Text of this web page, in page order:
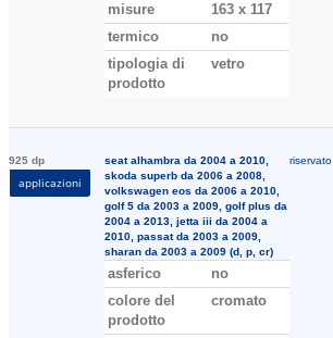
misure
163 x 117
termico
no
tipologia di
prodotto
vetro
925 dp
applicazioni
seat alhambra da 2004 a 2010,
skoda superb da 2006 a 2008,
volkswagen eos da 2006 a 2010,
golf 5 da 2003 a 2009, golf plus da
2004 a 2013, jetta iii da 2004 a
2010, passat da 2003 a 2009,
sharan da 2003 a 2009 (d, p, cr)
asferico
no
colore del
prodotto
cromato
riservato